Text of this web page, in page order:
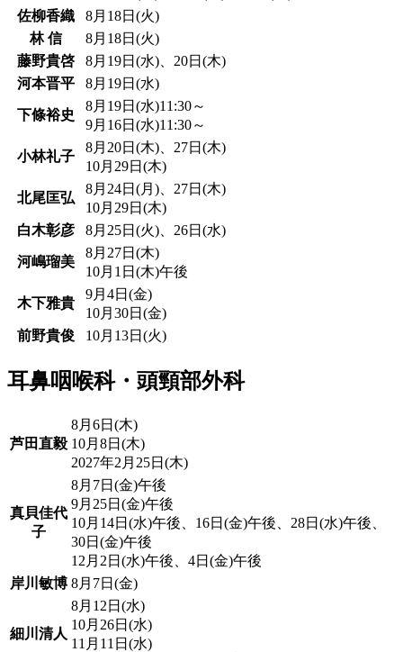
佐柳香織
8月18日(火)
林 信
8月18日(火)
藤野貴啓
8月19日(水)、20日(木)
河本晋平
8月19日(水)
下條裕史
8月19日(水)11:30～
9月16日(水)11:30～
小林礼子
8月20日(木)、27日(木)
10月29日(木)
北尾匡弘
8月24日(月)、27日(木)
10月29日(木)
白木彰彦
8月25日(火)、26日(水)
河嶋瑠美
8月27日(木)
10月1日(木)午後
木下雅貴
9月4日(金)
10月30日(金)
前野貴俊
10月13日(火)
耳鼻咽喉科・頭頸部外科
芦田直毅
8月6日(木)
10月8日(木)
2027年2月25日(木)
真貝佳代
子
8月7日(金)午後
9月25日(金)午後
10月14日(水)午後、16日(金)午後、28日(水)午後、
30日(金)午後
12月2日(水)午後、4日(金)午後
岸川敏博 8月7日(金)
細川清人
8月12日(水)
10月26日(水)
11月11日(水)